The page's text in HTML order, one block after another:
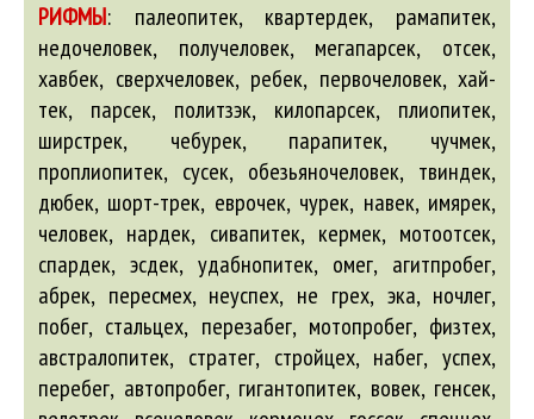
РИФМЫ: палеопитек, квартердек, рамапитек,
недочеловек, получеловек, мегапарсек, отсек,
хавбек, сверхчеловек, ребек, первочеловек, хай-
тек, парсек, политзэк, килопарсек, плиопитек,
ширстрек, чебурек, парапитек, чучмек,
проплиопитек, сусек, обезьяночеловек, твиндек,
дюбек, шорт-трек, еврочек, чурек, навек, имярек,
человек, нардек, сивапитек, кермек, мотоотсек,
спардек, эсдек, удабнопитек, омег, агитпробег,
абрек, пересмех, неуспех, не грех, эка, ночлег,
побег, стальцех, перезабег, мотопробег, физтех,
австралопитек, стратег, стройцех, набег, успех,
перебег, автопробег, гигантопитек, вовек, генсек,